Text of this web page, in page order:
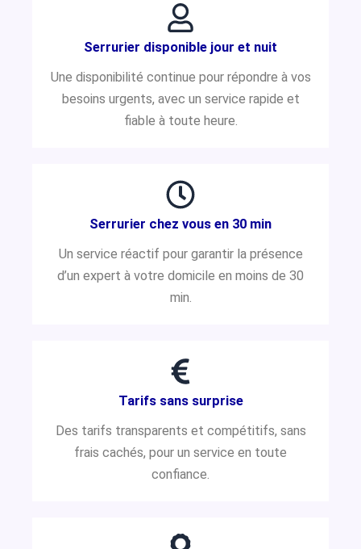
Serrurier disponible jour et nuit
Une disponibilité continue pour répondre à vos
besoins urgents, avec un service rapide et
fiable à toute heure.
Serrurier chez vous en 30 min
Un service réactif pour garantir la présence
d’un expert à votre domicile en moins de 30
min.
Tarifs sans surprise
Des tarifs transparents et compétitifs, sans
frais cachés, pour un service en toute
confiance.